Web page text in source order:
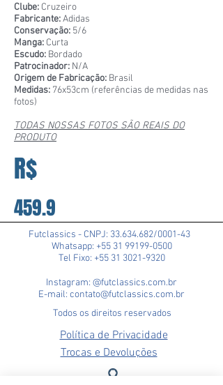
Clube: Cruzeiro
Fabricante:Adidas
Conservação: 5/6
Manga: Curta
Escudo: Bordado
Patrocinador: N/A
Origem de Fabricação: Brasil
Medidas: 76x53cm (referências de medidas nas
fotos)
TODAS NOSSAS FOTOS SÃO REAIS DO
PRODUTO
R$
459.9
Futclassics - CNPJ: 33.634.682/0001-43
Whatsapp: +55 31 99199-0500
Tel Fixo: +55 31 3021-9320
Instagram: @futclassics.com.br
E-mail: contato@futclassics.com.br
Todos os direitos reservados
Política de Privacidade
Trocas e Devoluções